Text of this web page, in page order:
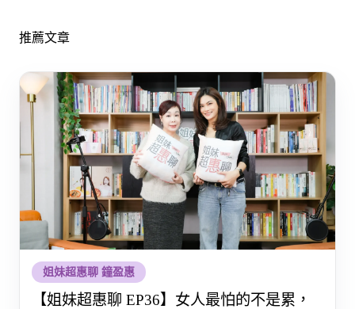
推薦文章
姐妹超惠聊 鐘盈惠
【姐妹超惠聊 EP36】女人最怕的不是累，